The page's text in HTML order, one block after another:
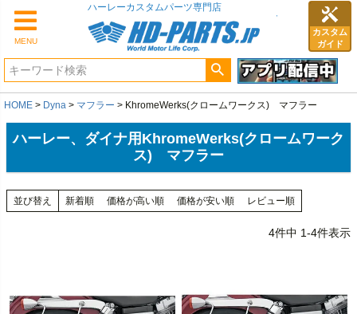
MENU
カスタム
ガイド
HOME Dyna マフラー KhromeWerks(クロームワークス) マフラー
ハーレー、ダイナ用KhromeWerks(クロームワーク
ス) マフラー
並び替え 新着順 価格が高い順 価格が安い順 レビュー順
4件中 1-4件表示